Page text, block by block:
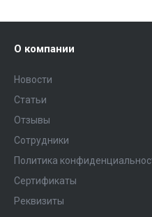
О компании
Новости
Статьи
Отзывы
Сотрудники
Политика
Сертификаты
Реквизиты